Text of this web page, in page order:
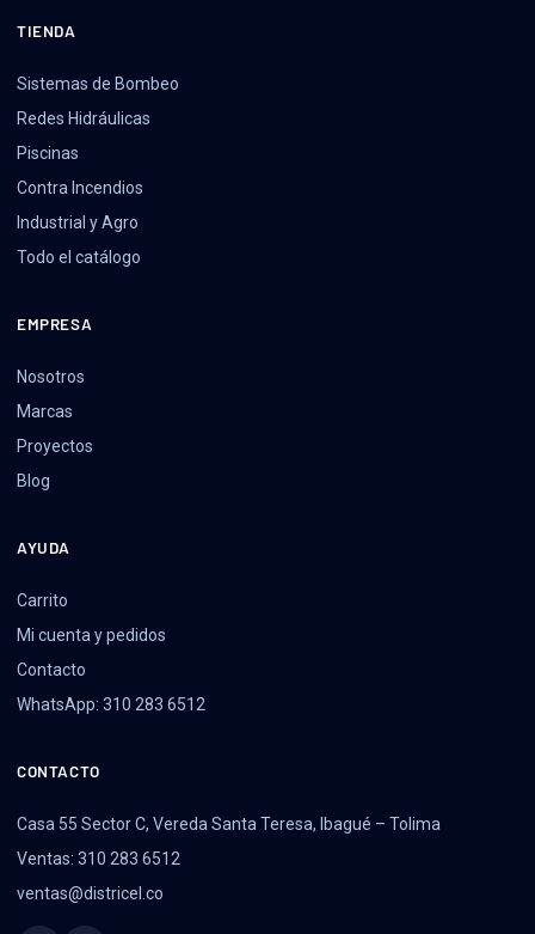
TIENDA
Sistemas de Bombeo
Redes Hidráulicas
Piscinas
Contra Incendios
Industrial y Agro
Todo el catálogo
EMPRESA
Nosotros
Marcas
Proyectos
Blog
AYUDA
Carrito
Mi cuenta y pedidos
Contacto
WhatsApp: 310 283 6512
CONTACTO
Casa 55 Sector C, Vereda Santa Teresa, Ibagué – Tolima
Ventas: 310 283 6512
ventas@districel.co